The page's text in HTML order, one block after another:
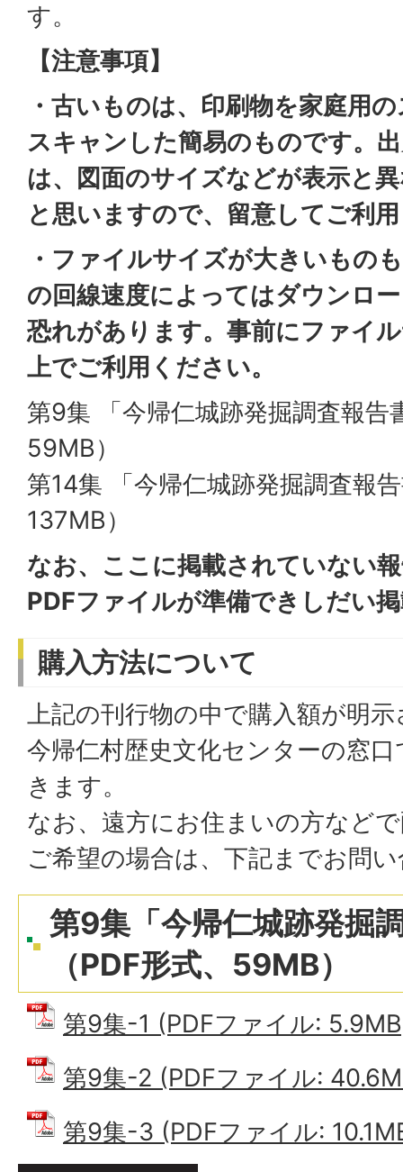
す。
【注意事項】
・古いものは、印刷物を家庭用
スキャンした簡易のものです。
は、図面のサイズなどが表示と
と思いますので、留意してご利
・ファイルサイズが大きいもの
の回線速度によってはダウンロ
恐れがあります。事前にファイ
上でご利用ください。
第9集 「今帰仁城跡発掘調査報告
59MB）
第14集 「今帰仁城跡発掘調査報
137MB）
なお、ここに掲載されていない
PDFファイルが準備できしだい
購入方法について
上記の刊行物の中で購入額が明
今帰仁村歴史文化センターの窓
きます。
なお、遠方にお住まいの方など
ご希望の場合は、下記までお問
第9集「今帰仁城跡発掘
（PDF形式、59MB）
第9集-1 (PDFファイル:
第9集-2 (PDFファイル:
第9集-3 (PDFファイル: